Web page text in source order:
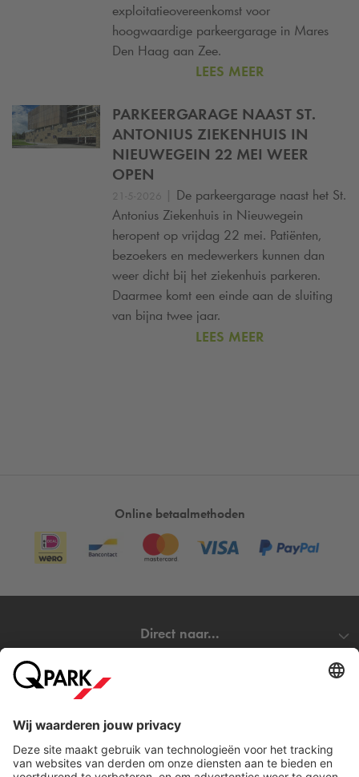
exploitatieovereenkomst voor
hoogwaardige parkeergarage in Mares
Den Haag aan Zee.
LEES MEER
PARKEERGARAGE NAAST ST.
ANTONIUS ZIEKENHUIS IN
NIEUWEGEIN 22 MEI WEER
OPEN
21-5-2026 | De parkeergarage naast het St.
Antonius Ziekenhuis in Nieuwegein
heropent op vrijdag 22 mei. Patiënten,
bezoekers en medewerkers kunnen dan
weer dicht bij het ziekenhuis parkeren.
Daarmee komt een einde aan de sluiting
van bijna twee jaar.
LEES MEER
Online betaalmethoden
Direct naar...